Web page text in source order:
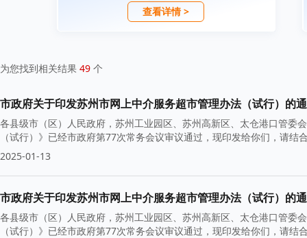
查看详情 >
为您找到相关结果 49 个
市政府关于印发苏州市网上中介服务超市管理办法（试行）的
各县级市（区）人民政府，苏州工业园区、苏州高新区、太仓港口管委
（试行）》已经市政府第77次常务会议审议通过，现印发给你们，请
2025-01-13
市政府关于印发苏州市网上中介服务超市管理办法（试行）的
各县级市（区）人民政府，苏州工业园区、苏州高新区、太仓港口管委
（试行）》已经市政府第77次常务会议审议通过，现印发给你们，请